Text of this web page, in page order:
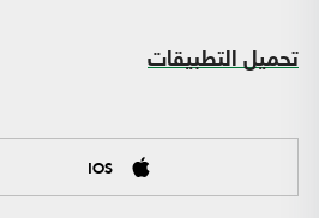
تحميل التطبيقات
IOS